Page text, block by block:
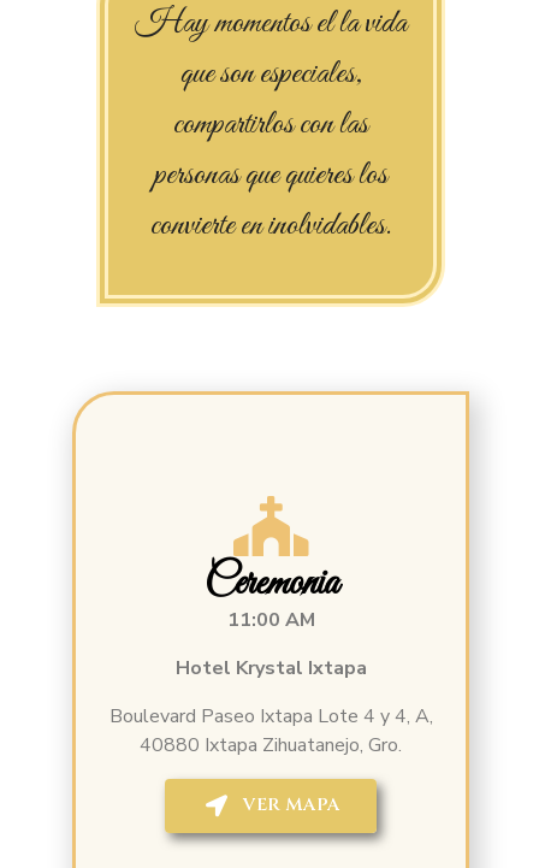
Hay momentos el la vida
que son especiales,
compartirlos con las
personas que quieres los
convierte en inolvidables.
Ceremonia
11:00 AM
Hotel Krystal Ixtapa
Boulevard Paseo Ixtapa Lote 4 y 4, A,
40880 Ixtapa Zihuatanejo, Gro.
VER MAPA